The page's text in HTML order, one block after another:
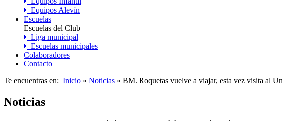
Equipos Alevín
Escuelas
Escuelas del Club
Liga municipal
Escuelas municipales
Colaboradores
Contacto
Te encuentras en: Inicio » Noticias » BM. Roquetas vuelve a viajar, esta vez visita al
Noticias